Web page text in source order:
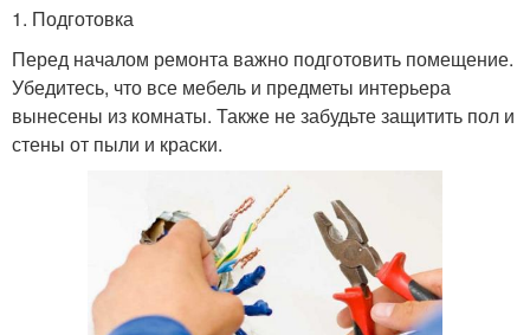
1. Подготовка
Перед началом ремонта важно подготовить помещение.
Убедитесь, что все мебель и предметы интерьера
вынесены из комнаты. Также не забудьте защитить пол и
стены от пыли и краски.